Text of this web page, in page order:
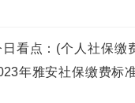
日看点：(个人社保缴
年雅安社保缴费标